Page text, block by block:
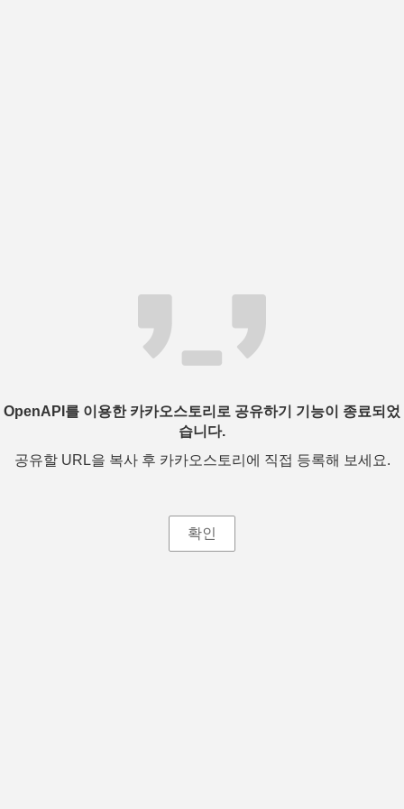
OpenAPI를 이용한 카카오스토리로 공유하기 기능이 종료되었
습니다.
공유할 URL을 복사 후 카카오스토리에 직접 등록해 보세요.
확인